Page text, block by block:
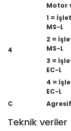
4
Motor
1 =
MS-L
2 =
MS-L
3 =
EC-L
4 =
EC-L
C
Teknik veriler